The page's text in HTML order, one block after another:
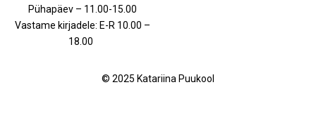
Pühapäev – 11.00-15.00
Vastame kirjadele: E-R 10.00 –
18.00
© 2025 Katariina Puukool